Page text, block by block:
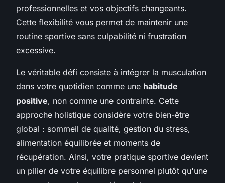
professionnelles et vos objectifs changeants.
Cette flexibilité vous permet de maintenir une
routine sportive sans culpabilité ni frustration
excessive.
Le véritable défi consiste à intégrer la musculation
dans votre quotidien comme une habitude
positive, non comme une contrainte. Cette
approche holistique considère votre bien-être
global : sommeil de qualité, gestion du stress,
alimentation équilibrée et moments de
récupération. Ainsi, votre pratique sportive devient
un pilier de votre équilibre personnel plutôt qu'une